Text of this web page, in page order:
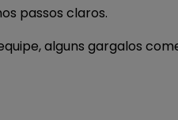
passos claros.
alguns gargalos